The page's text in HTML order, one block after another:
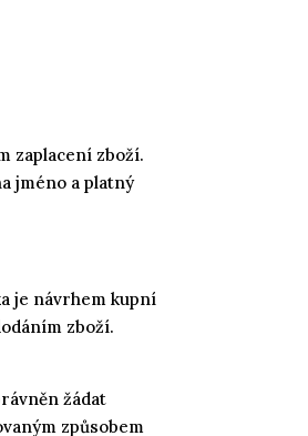
zaplacení zboží.
jméno a platný
je návrhem kupní
zboží.
žádat
způsobem